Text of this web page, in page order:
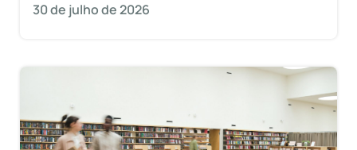
30 de julho de 2026